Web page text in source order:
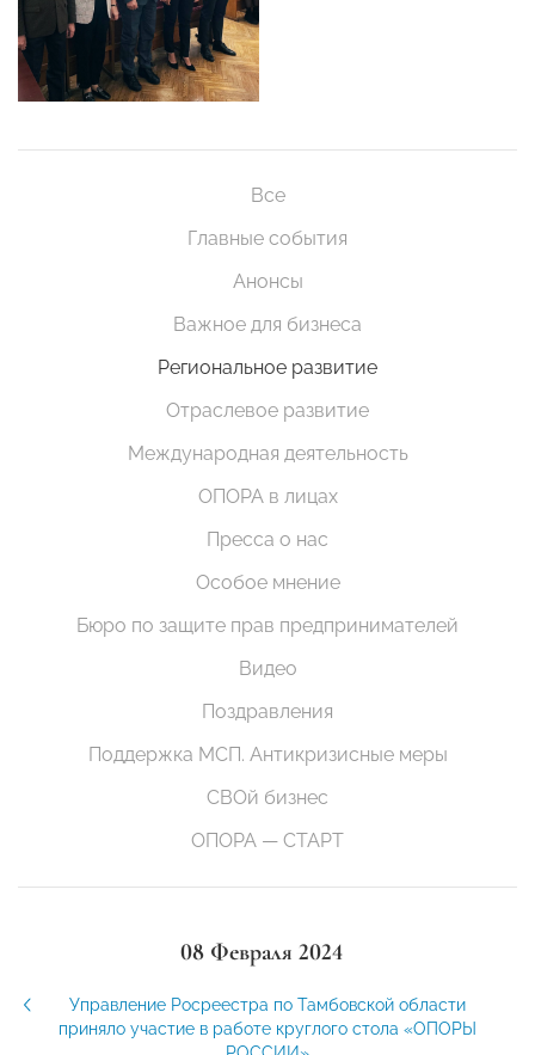
Все
Главные события
Анонсы
Важное для бизнеса
Региональное развитие
Отраслевое развитие
Международная деятельность
ОПОРА в лицах
Пресса о нас
Особое мнение
Бюро по защите прав предпринимателей
Видео
Поздравления
Поддержка МСП. Антикризисные меры
СВОй бизнес
ОПОРА — СТАРТ
08 Февраля 2024
Управление Росреестра по Тамбовской области
приняло участие в работе круглого стола «ОПОРЫ